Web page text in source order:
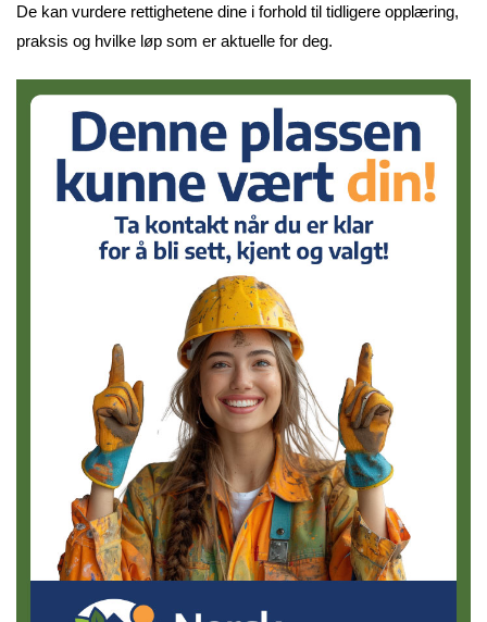
De kan vurdere rettighetene dine i forhold til tidligere opplæring,
praksis og hvilke løp som er aktuelle for deg.